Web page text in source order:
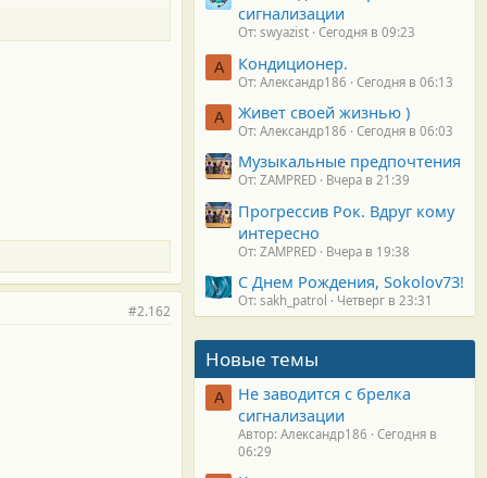
#2.162
сигнализации
От: swyazist Сегодня в 09:23
А Кондиционер.
От: Александр186 Сегодня в 06:13
А Живет своей жизнью )
От: Александр186 Сегодня в 06:03
Музыкальные предпочтения
От: ZAMPRED Вчера в 21:39
Прогрессив Рок. Вдруг кому
интересно
От: ZAMPRED Вчера в 19:38
С Днем Рождения, Sokolov73!
От: sakh_patrol Четверг в 23:31
Новые темы
А
Не заводится с брелка
сигнализации
Автор: Александр186
Сегодня в
06:29